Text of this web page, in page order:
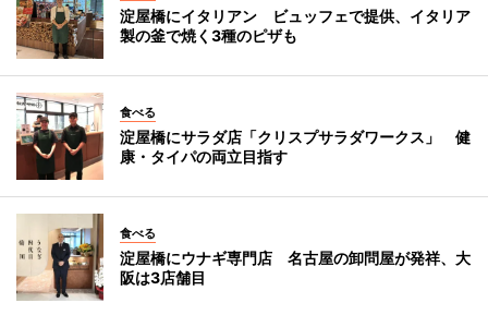
淀屋橋にイタリアン ビュッフェで提供、イタリア
製の釜で焼く3種のピザも
食べる
淀屋橋にサラダ店「クリスプサラダワークス」 健
康・タイパの両立目指す
食べる
淀屋橋にウナギ専門店 名古屋の卸問屋が発祥、大
阪は3店舗目